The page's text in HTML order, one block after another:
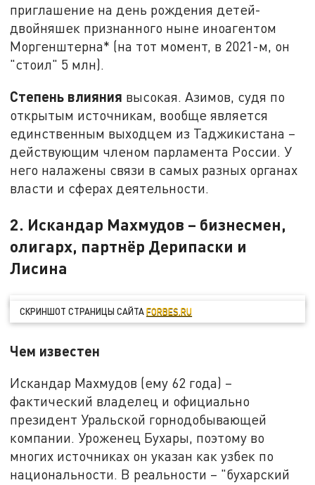
приглашение на день рождения детей-
двойняшек признанного ныне иноагентом
Моргенштерна* (на тот момент, в 2021-м, он
"стоил" 5 млн).
Степень влияния высокая. Азимов, судя по
открытым источникам, вообще является
единственным выходцем из Таджикистана –
действующим членом парламента России. У
него налажены связи в самых разных органах
власти и сферах деятельности.
2. Искандар Махмудов – бизнесмен,
олигарх, партнёр Дерипаски и
Лисина
СКРИНШОТ СТРАНИЦЫ САЙТАFORBES.RU
Чем известен
Искандар Махмудов (ему 62 года) –
фактический владелец и официально
президент Уральской горнодобывающей
компании. Уроженец Бухары, поэтому во
многих источниках он указан как узбек по
национальности. В реальности – "бухарский